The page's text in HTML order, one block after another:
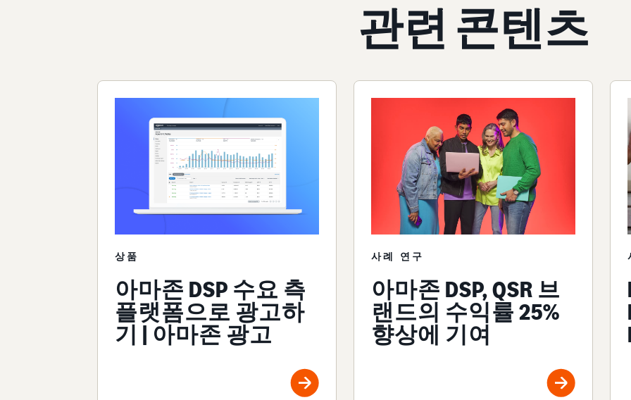
관련 콘텐츠
상품
아마존 DSP 수요 측
플랫폼으로 광고하
기 | 아마존 광고
사례 연구
아마존 DSP, QSR 브
랜드의 수익률 25%
향상에 기여